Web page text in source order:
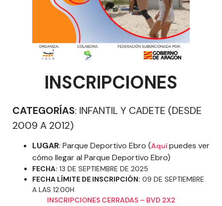
INSCRIPCIONES
CATEGORÍAS: INFANTIL Y CADETE (DESDE
2009 A 2012)
LUGAR: Parque Deportivo Ebro (Aquípuedes ver
cómo llegar al Parque Deportivo Ebro)
FECHA: 13 DE SEPTIEMBRE DE 2025
FECHA LÍMITE DE INSCRIPCIÓN: 09 DE SEPTIEMBRE
A LAS 12.00H
INSCRIPCIONES CERRADAS – BVD 2X2